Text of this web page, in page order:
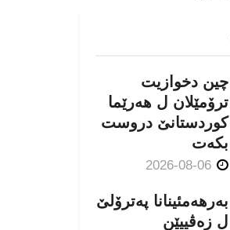
چین دخوازیت
ترۆمێلان ل هەرێما
كوردستانێ دروست
بكەت
بەرهەمئینانا په‌ترۆلێ
ل زه‌ڤییێن